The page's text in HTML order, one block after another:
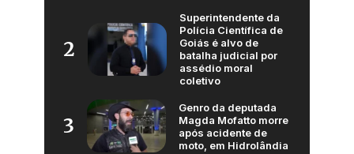
2
Superintendente da
Polícia Científica de
Goiás é alvo de
batalha judicial por
assédio moral
coletivo
3
Genro da deputada
Magda Mofatto morre
após acidente de
moto, em Hidrolândia